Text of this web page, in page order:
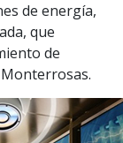
de energía,
que
de